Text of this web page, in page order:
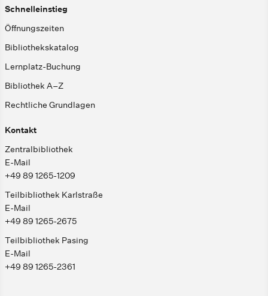
Schnelleinstieg
Öffnungszeiten
Bibliothekskatalog
Lernplatz-Buchung
Bibliothek A–Z
Rechtliche Grundlagen
Kontakt
Zentralbibliothek
E-Mail
+49 89 1265-1209
Teilbibliothek Karlstraße
E-Mail
+49 89 1265-2675
Teilbibliothek Pasing
E-Mail
+49 89 1265-2361